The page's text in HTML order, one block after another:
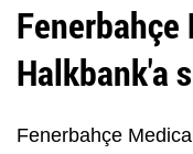
Fenerbahçe
Halkbank'a
Fenerbahçe